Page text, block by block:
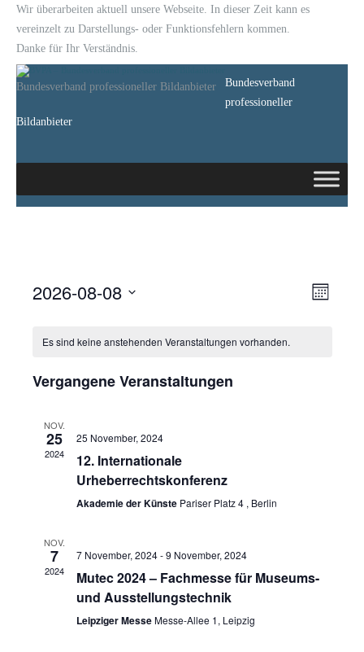
Wir überarbeiten aktuell unsere Webseite. In dieser Zeit kann es
vereinzelt zu Darstellungs- oder Funktionsfehlern kommen.
Danke für Ihr Verständnis.
Bundesverband professioneller Bildanbieter
Bundesverband
professioneller
Bildanbieter
Monat
2026-08-08
Es sind keine anstehenden Veranstaltungen vorhanden.
Vergangene Veranstaltungen
NOV.
25
2024
25 November, 2024
12. Internationale
Urheberrechtskonferenz
Akademie der Künste Pariser Platz 4 , Berlin
NOV.
7
2024
7 November, 2024-9 November, 2024
Mutec 2024 – Fachmesse für Museums-
und Ausstellungstechnik
Leipziger MesseMesse-Allee 1, Leipzig